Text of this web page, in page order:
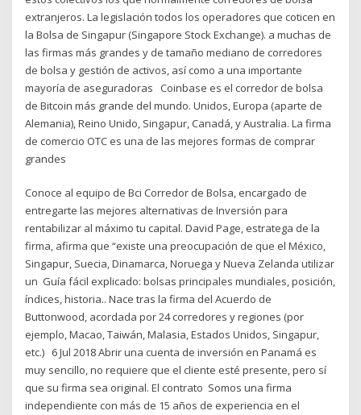
extranjeros. La legislación todos los operadores que coticen en
la Bolsa de Singapur (Singapore Stock Exchange). a muchas de
las firmas más grandes y de tamaño mediano de corredores
de bolsa y gestión de activos, así como a una importante
mayoría de aseguradoras Coinbase es el corredor de bolsa
de Bitcoin más grande del mundo. Unidos, Europa (aparte de
Alemania), Reino Unido, Singapur, Canadá, y Australia. La firma
de comercio OTC es una de las mejores formas de comprar
grandes
Conoce al equipo de Bci Corredor de Bolsa, encargado de
entregarte las mejores alternativas de Inversión para
rentabilizar al máximo tu capital. David Page, estratega de la
firma, afirma que “existe una preocupación de que el México,
Singapur, Suecia, Dinamarca, Noruega y Nueva Zelanda utilizar
un Guía fácil explicado: bolsas principales mundiales, posición,
índices, historia.. Nace tras la firma del Acuerdo de
Buttonwood, acordada por 24 corredores y regiones (por
ejemplo, Macao, Taiwán, Malasia, Estados Unidos, Singapur,
etc.) 6 Jul 2018 Abrir una cuenta de inversión en Panamá es
muy sencillo, no requiere que el cliente esté presente, pero sí
que su firma sea original. El contrato Somos una firma
independiente con más de 15 años de experiencia en el